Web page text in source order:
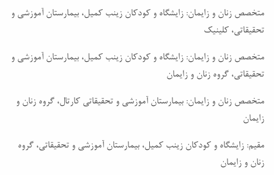
متخصص زنان و زایمان: زایشگاه و کودکان زینب کمیل، بیمارستان آموزشی و
تحقیقاتی، کلینیک
متخصص زنان و زایمان: زایشگاه و کودکان زینب کمیل، بیمارستان آموزشی و
تحقیقاتی، گروه زنان و زایمان
متخصص زنان و زایمان: بیمارستان آموزشی و تحقیقاتی کارتال، گروه زنان و
زایمان
مقیم: زایشگاه و کودکان زینب کمیل، بیمارستان آموزشی و تحقیقاتی، گروه
زنان و زایمان